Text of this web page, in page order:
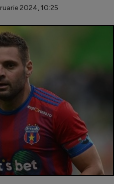
2024, 10:25